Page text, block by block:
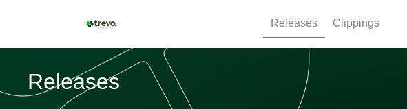
Releases Clippings
Releases